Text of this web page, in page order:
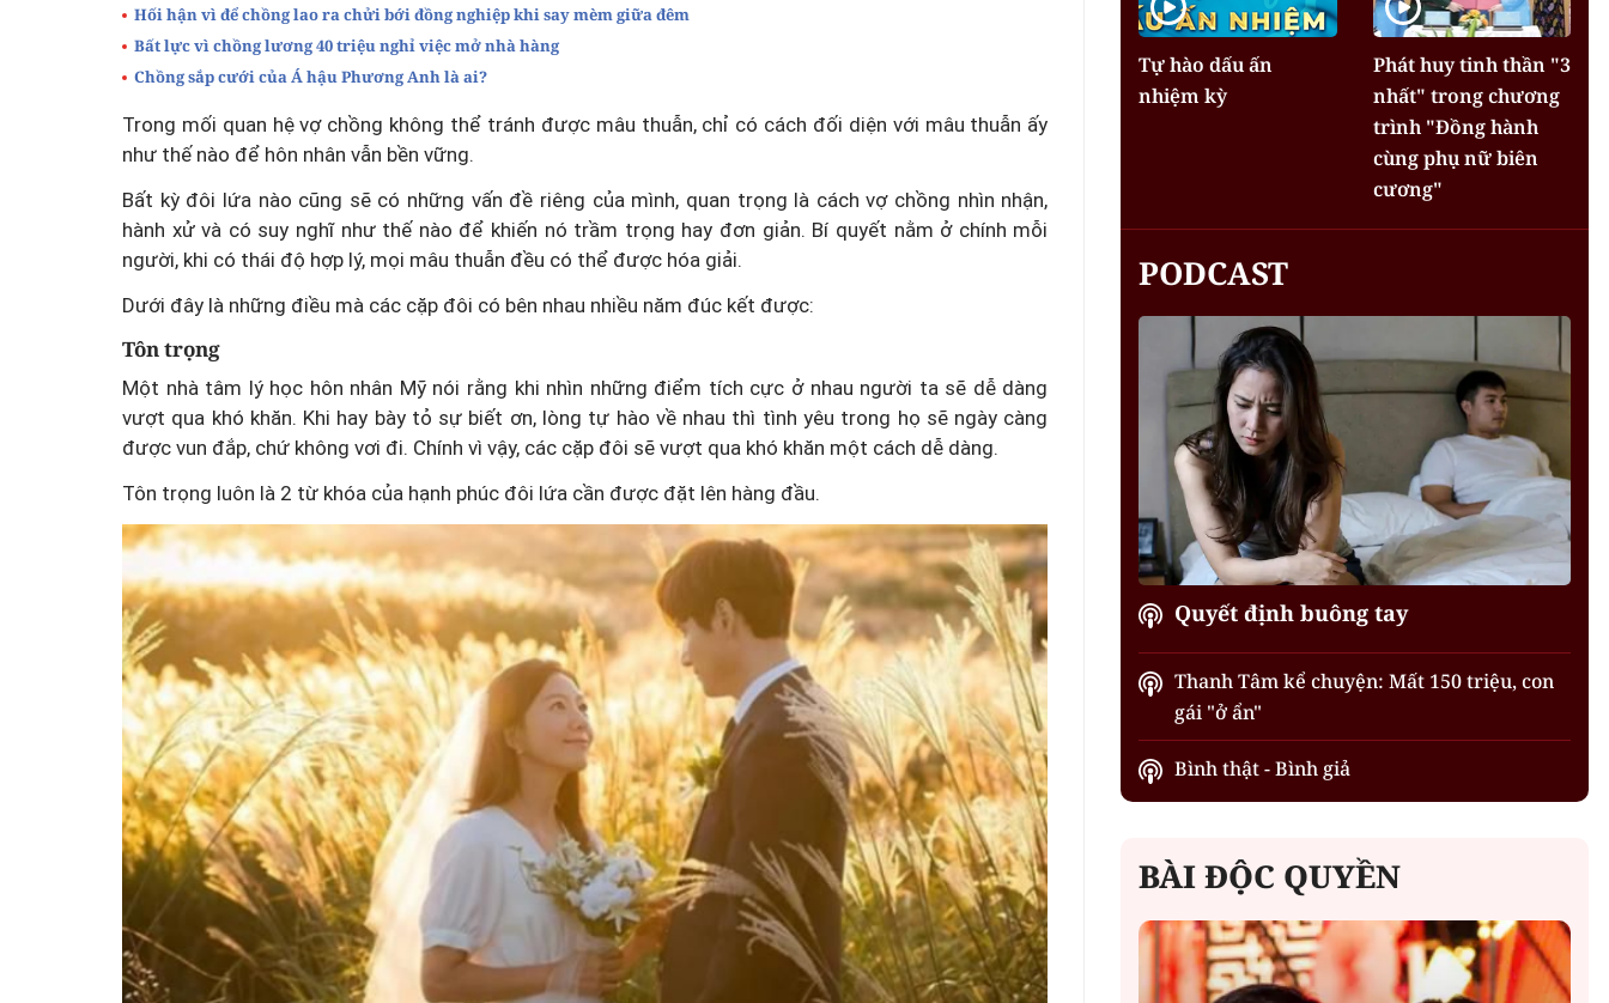
Hối hận vì để chồng lao ra chửi bới đồng nghiệp khi say mèm giữa đêm
Bất lực vì chồng lương 40 triệu nghỉ việc mở nhà hàng
Chồng sắp cưới của Á hậu Phương Anh là ai?
Trong mối quan hệ vợ chồng không thể tránh được mâu thuẫn, chỉ có cách đối diện với mâu thuẫn ấy
như thế nào để hôn nhân vẫn bền vững.
Bất kỳ đôi lứa nào cũng sẽ có những vấn đề riêng của mình, quan trọng là cách vợ chồng nhìn nhận,
hành xử và có suy nghĩ như thế nào để khiến nó trầm trọng hay đơn giản. Bí quyết nằm ở chính mỗi
người, khi có thái độ hợp lý, mọi mâu thuẫn đều có thể được hóa giải.
Dưới đây là những điều mà các cặp đôi có bên nhau nhiều năm đúc kết được:
Tôn trọng
Một nhà tâm lý học hôn nhân Mỹ nói rằng khi nhìn những điểm tích cực ở nhau người ta sẽ dễ dàng
vượt qua khó khăn. Khi hay bày tỏ sự biết ơn, lòng tự hào về nhau thì tình yêu trong họ sẽ ngày càng
được vun đắp, chứ không vơi đi. Chính vì vậy, các cặp đôi sẽ vượt qua khó khăn một cách dễ dàng.
Tôn trọng luôn là 2 từ khóa của hạnh phúc đôi lứa cần được đặt lên hàng đầu.
Tự hào dấu ấn
nhiệm kỳ
Phát huy tinh thần "3
nhất" trong chương
trình "Đồng hành
cùng phụ nữ biên
cương"
PODCAST
Quyết định buông tay
Thanh Tâm kể chuyện: Mất 150 triệu, con
gái "ở ẩn"
Bình thật - Bình giả
BÀI ĐỘC QUYỀN